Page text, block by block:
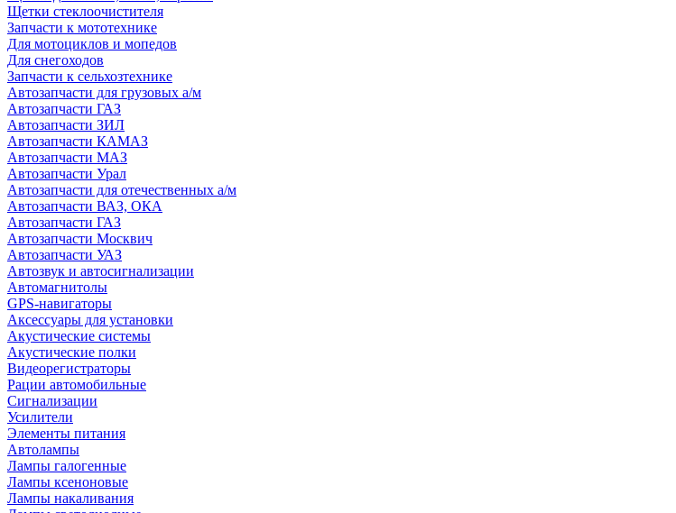
Щетки стеклоочистителя
Запчасти к мототехнике
Для мотоциклов и мопедов
Для снегоходов
Запчасти к сельхозтехнике
Автозапчасти для грузовых а/м
Автозапчасти ГАЗ
Автозапчасти ЗИЛ
Автозапчасти КАМАЗ
Автозапчасти МАЗ
Автозапчасти Урал
Автозапчасти для отечественных а/м
Автозапчасти ВАЗ, ОКА
Автозапчасти ГАЗ
Автозапчасти Москвич
Автозапчасти УАЗ
Автозвук и автосигнализации
Автомагнитолы
GPS-навигаторы
Аксессуары для установки
Акустические системы
Акустические полки
Видеорегистраторы
Рации автомобильные
Сигнализации
Усилители
Элементы питания
Автолампы
Лампы галогенные
Лампы ксеноновые
Лампы накаливания